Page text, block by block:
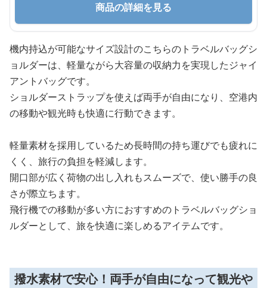
商品の詳細を見る
機内持込が可能なサイズ設計のこちらのトラベルバッグシ
ョルダーは、軽量ながら大容量の収納力を実現したジャイ
アントバッグです。
ショルダーストラップを使えば両手が自由になり、空港内
の移動や観光時も快適に行動できます。
軽量素材を採用しているため長時間の持ち運びでも疲れに
くく、旅行の負担を軽減します。
開口部が広く荷物の出し入れもスムーズで、使い勝手の良
さが際立ちます。
飛行機での移動が多い方におすすめのトラベルバッグショ
ルダーとして、旅を快適に楽しめるアイテムです。
撥水素材で安心！両手が自由になって観光や